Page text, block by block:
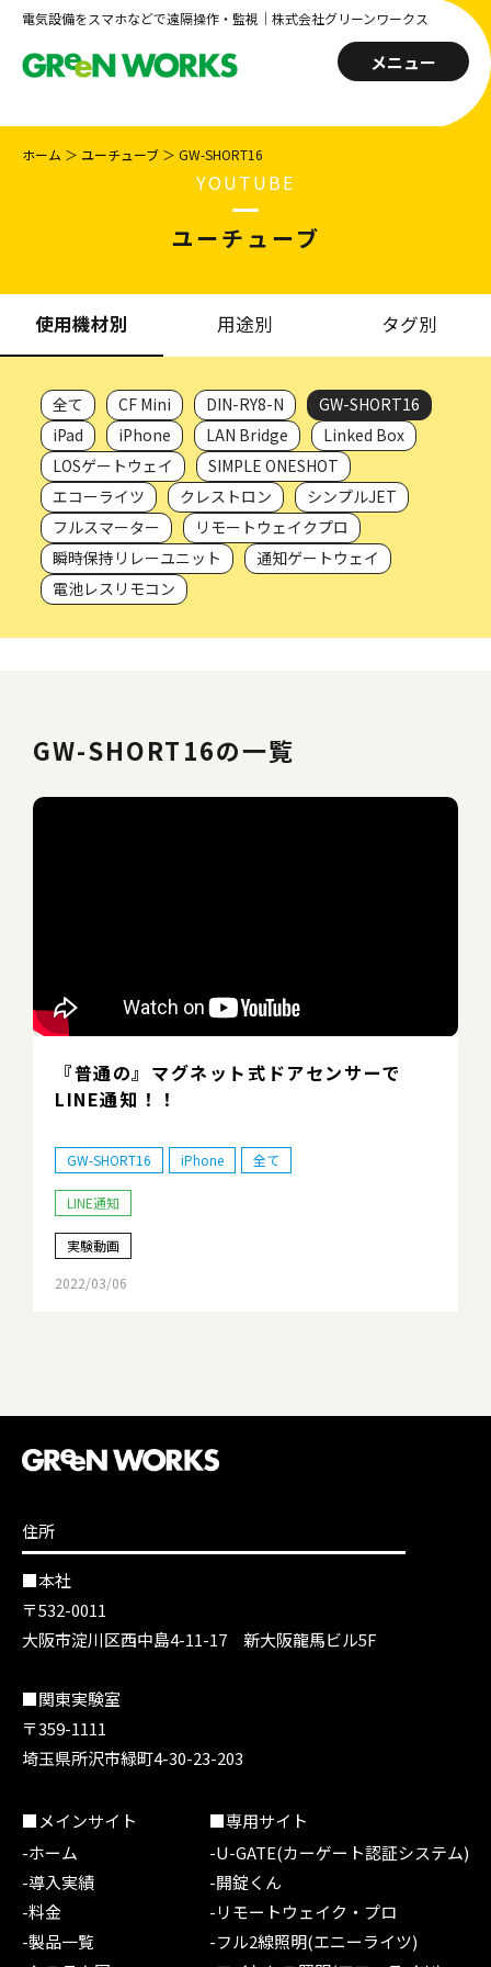
電気設備をスマホなどで遠隔操作・監視｜株式会社グリーンワークス
メニュー
ホーム ＞ ユーチューブ ＞ GW-SHORT16
YOUTUBE
ユーチューブ
使用機材別 用途別 タグ別
全て CF Mini DIN-RY8-N
GW-SHORT16
iPad
iPhone LAN Bridge
Linked Box
LOSゲートウェイ
SIMPLE ONESHOT
エコーライツ
クレストロン
シンプルJET
フルスマーター
リモートウェイクプロ
瞬時保持リレーユニット
通知ゲートウェイ
電池レスリモコン
GW-SHORT16の一覧
『普通の』マグネット式ドアセンサーで
LINE通知！！
GW-SHORT16 iPhone 全て
LINE通知
実験動画
2022/03/06
住所
■本社
〒532-0011
大阪市淀川区西中島4-11-17 新大阪龍馬ビル5F
■関東実験室
〒359-1111
埼玉県所沢市緑町4-30-23-203
■メインサイト
-ホーム
-導入実績
-料金
-製品一覧
■専用サイト
-U-GATE(カーゲート認証システム)
-開錠くん
-リモートウェイク・プロ
-フル2線照明(エニーライツ)